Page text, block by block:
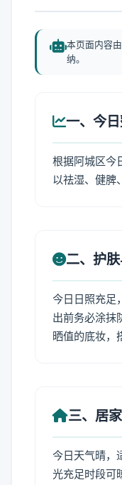
本页面内容
纳。
一、今
根据阿城区今
以祛湿、健脾
二、护
今日日照充足
出前务必涂抹
晒值的底妆，
三、居
今日天气晴，
光充足时段可